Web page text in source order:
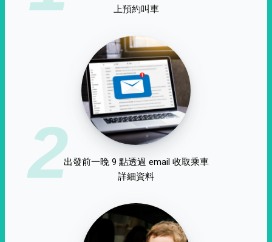
上預約叫車
2出發前一晚 9 點透過 email 收取乘車
詳細資料